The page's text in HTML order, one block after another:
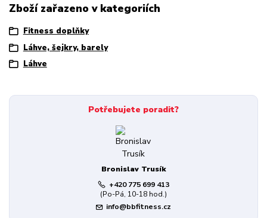
Zboží zařazeno v kategoriích
Fitness doplňky
Láhve, šejkry, barely
Láhve
Potřebujete poradit?
Bronislav Trusík
+420 775 699 413
(Po-Pá, 10-18 hod.)
info@bbfitness.cz